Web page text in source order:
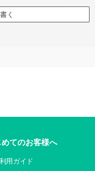
く
めてのお客様へ
用ガイド